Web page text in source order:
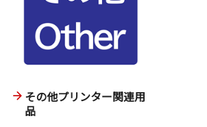
その他プリンター関連用
品